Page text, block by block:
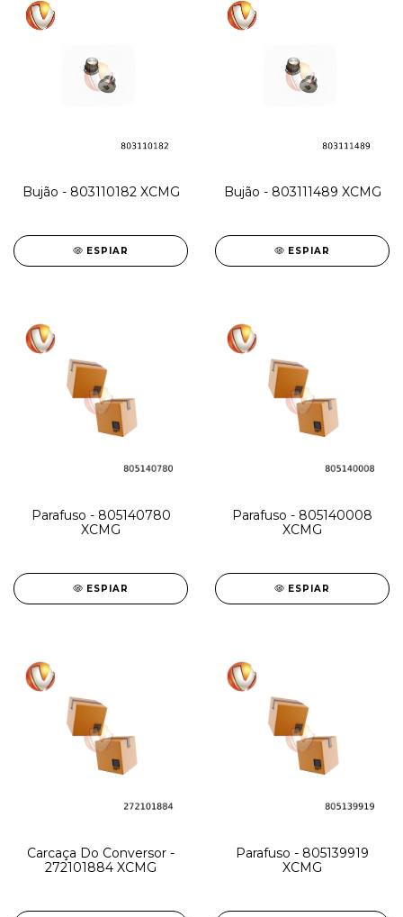
Bujão - 803110182 XCMG
ESPIAR
Bujão - 803111489 XCMG
ESPIAR
Parafuso - 805140780
XCMG
ESPIAR
Parafuso - 805140008
XCMG
ESPIAR
Carcaça Do Conversor -
272101884 XCMG
Parafuso - 805139919
XCMG